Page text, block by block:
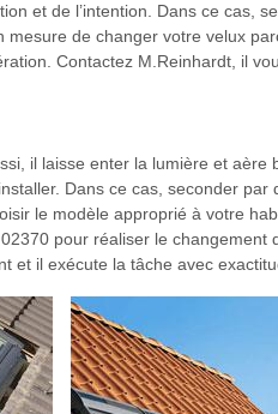
et de l’intention. Dans ce cas,
de changer votre velux
Contactez M.Reinhardt, il
il laisse enter la lumière et aère
Dans ce cas, seconder par
le modèle approprié à votre
pour réaliser le changement
et il exécute la tâche avec